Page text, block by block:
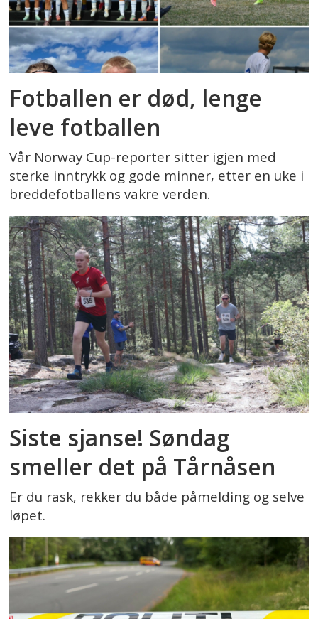
Fotballen er død, lenge
leve fotballen
Vår Norway Cup-reporter sitter igjen med
sterke inntrykk og gode minner, etter en uke i
breddefotballens vakre verden.
Siste sjanse! Søndag
smeller det på Tårnåsen
Er du rask, rekker du både påmelding og selve
løpet.